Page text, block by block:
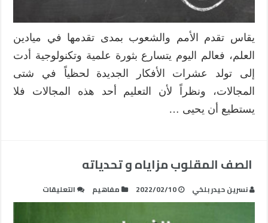
يقاس تقدم الأمم والشعوب بمدى تقدمها في ميادين
العلم، فعالم اليوم يتسارع بثورة علمية وتكنولوجية أدت
إلى تولد عشرات الأفكار الجديدة لحظياً في شتى
المجالات، ونظراً لأن التعليم أحد هذه المجالات فلا
يستطيع أن يحيى …
الصف المقلوب مزاياه و تحدياته
نسرين حيدر بلخي 2022/02/10 مفاهيم التعليقات
الصف